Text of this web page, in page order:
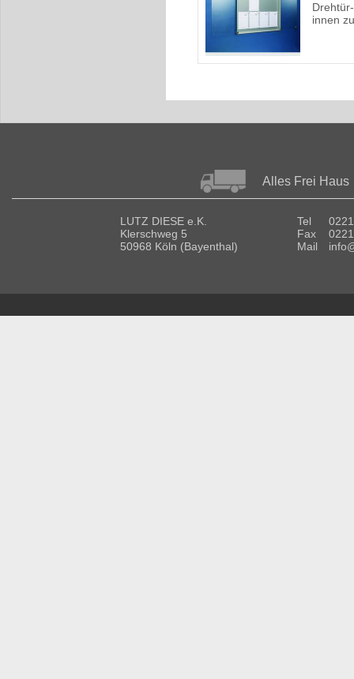
innen
Alles Frei Haus
LUTZ DIESE e.K.
Klerschweg 5
50968 Köln (Bayenthal)
Tel
Fax
Mail